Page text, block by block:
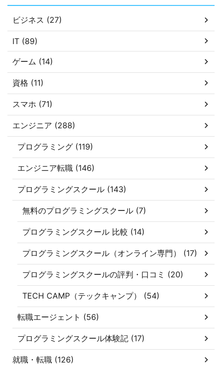
ビジネス (27)
IT (89)
ゲーム (14)
資格 (11)
スマホ (71)
エンジニア (288)
プログラミング (119)
エンジニア転職 (146)
プログラミングスクール (143)
無料のプログラミングスクール (7)
プログラミングスクール 比較 (14)
プログラミングスクール（オンライン専門） (17)
プログラミングスクールの評判・口コミ (20)
TECH CAMP（テックキャンプ） (54)
転職エージェント (56)
プログラミングスクール体験記 (17)
就職・転職 (126)